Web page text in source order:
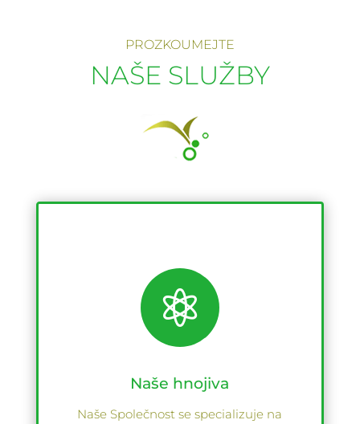
PROZKOUMEJTE
NAŠE SLUŽBY

Naše hnojiva
Naše Společnost se specializuje na